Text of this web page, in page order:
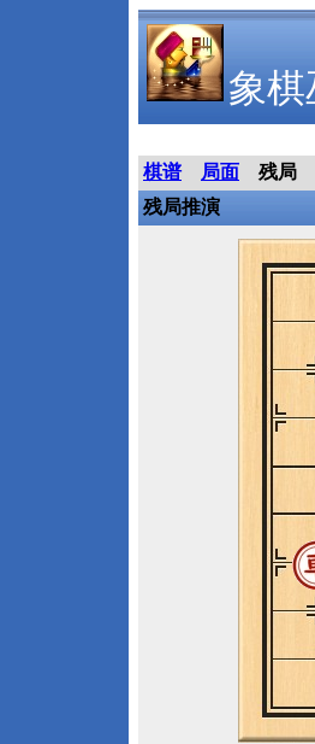
象
棋谱 局面
残局
残局推演